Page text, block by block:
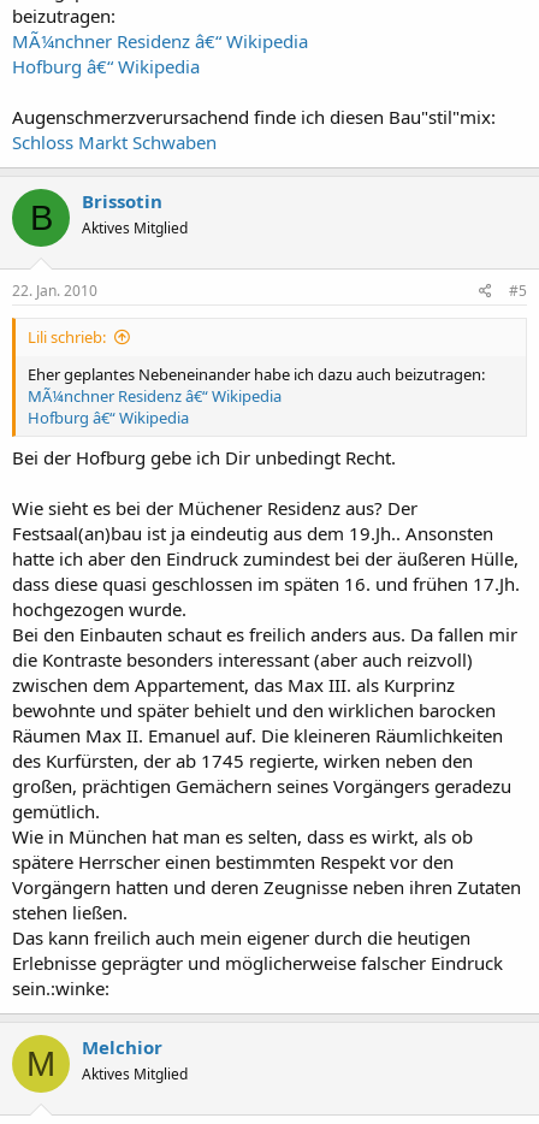
beizutragen:
MÃ¼nchner Residenz â€“ Wikipedia
Hofburg â€“ Wikipedia
Augenschmerzverursachend finde ich diesen Bau"stil"mix:
Schloss Markt Schwaben
B Brissotin
Aktives Mitglied
22. Jan. 2010 #5
Lili schrieb:
Eher geplantes Nebeneinander habe ich dazu auch beizutragen:
MÃ¼nchner Residenz â€“ Wikipedia
Hofburg â€“ Wikipedia
Bei der Hofburg gebe ich Dir unbedingt Recht.
Wie sieht es bei der Müchener Residenz aus? Der
Festsaal(an)bau ist ja eindeutig aus dem 19.Jh.. Ansonsten
hatte ich aber den Eindruck zumindest bei der äußeren Hülle,
dass diese quasi geschlossen im späten 16. und frühen 17.Jh.
hochgezogen wurde.
Bei den Einbauten schaut es freilich anders aus. Da fallen mir
die Kontraste besonders interessant (aber auch reizvoll)
zwischen dem Appartement, das Max III. als Kurprinz
bewohnte und später behielt und den wirklichen barocken
Räumen Max II. Emanuel auf. Die kleineren Räumlichkeiten
des Kurfürsten, der ab 1745 regierte, wirken neben den
großen, prächtigen Gemächern seines Vorgängers geradezu
gemütlich.
Wie in München hat man es selten, dass es wirkt, als ob
spätere Herrscher einen bestimmten Respekt vor den
Vorgängern hatten und deren Zeugnisse neben ihren Zutaten
stehen ließen.
Das kann freilich auch mein eigener durch die heutigen
Erlebnisse geprägter und möglicherweise falscher Eindruck
sein.:winke:
M Melchior
Aktives Mitglied